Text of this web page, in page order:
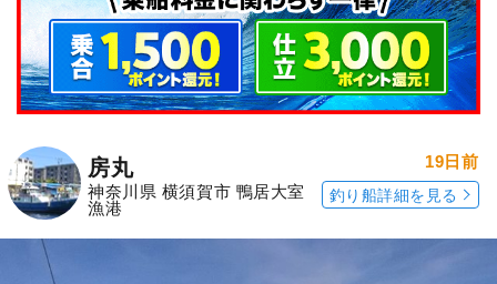
房丸
神奈川県 横須賀市 鴨居大室
漁港
19日前
釣り船詳細を見る